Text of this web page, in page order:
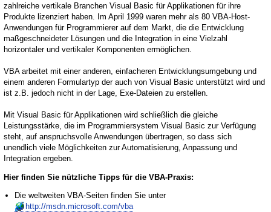
zahlreiche vertikale Branchen Visual Basic für Applikationen für ihre
Produkte lizenziert haben. Im April 1999 waren mehr als 80 VBA-Host-
Anwendungen für Programmierer auf dem Markt, die die Entwicklung
maßgeschneideter Lösungen und die Integration in eine Vielzahl
horizontaler und vertikaler Komponenten ermöglichen.
VBA arbeitet mit einer anderen, einfacheren Entwicklungsumgebung und
einem anderen Formulartyp der auch von Visual Basic unterstützt wird und
ist z.B. jedoch nicht in der Lage, Exe-Dateien zu erstellen.
Mit Visual Basic für Applikationen wird schließlich die gleiche
Leistungsstärke, die im Programmiersystem Visual Basic zur Verfügung
steht, auf anspruchsvolle Anwendungen übertragen, so dass sich
unendlich viele Möglichkeiten zur Automatisierung, Anpassung und
Integration ergeben.
Hier finden Sie nützliche Tipps für die VBA-Praxis:
Die weltweiten VBA-Seiten finden Sie unter
http://msdn.microsoft.com/vba